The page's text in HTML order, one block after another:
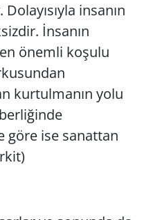
insanın
İnsanın
önemli koşulu
kurtulmanın yolu
göre ise sanattan